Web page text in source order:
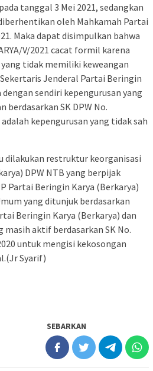
tanggal 3 Mei 2021, sedangkan
oleh Mahkamah Partai
Maka dapat disimpulkan bahwa
V/2021 cacat formil karena
tidak memiliki keweangan
Jenderal Partai Beringin
sendiri kepengurusan yang
berdasarkan SK DPW No.
adalah kepengurusan yang tidak sah
dilakukan restruktur keorganisasi
DPW NTB yang berpijak
Partai Beringin Karya (Berkarya)
yang ditunjuk berdasarkan
Beringin Karya (Berkarya) dan
masih aktif berdasarkan SK No.
untuk mengisi kekosongan
Syarif)
SEBARKAN